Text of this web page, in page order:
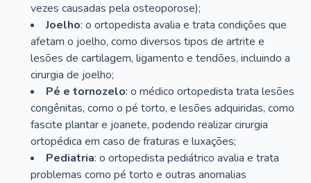
vezes causadas pela osteoporose);
Joelho: o ortopedista avalia e trata condições que
afetam o joelho, como diversos tipos de artrite e
lesões de cartilagem, ligamento e tendões, incluindo a
cirurgia de joelho;
Pé e tornozelo: o médico ortopedista trata lesões
congênitas, como o pé torto, e lesões adquiridas, como
fascite plantar e joanete, podendo realizar cirurgia
ortopédica em caso de fraturas e luxações;
Pediatria: o ortopedista pediátrico avalia e trata
problemas como pé torto e outras anomalias